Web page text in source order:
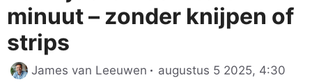
minuut – zonder knijpen of
strips
James van Leeuwen augustus 5 2025, 4:30